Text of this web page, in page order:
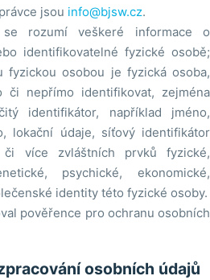
jsou info@bjsw.cz.
se rozumí veškeré informace o
identifikovatelné fyzické osobě;
fyzickou osobou je fyzická osoba,
či nepřímo identifikovat, zejména
identifikátor, například jméno,
lokační údaje, síťový identifikátor
více zvláštních prvků fyzické,
psychické, ekonomické,
identity této fyzické osoby.
pověřence pro ochranu osobních
osobních údajů